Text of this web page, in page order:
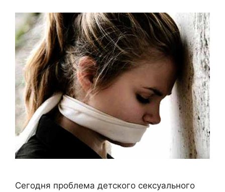
Сегодня проблема детского сексуального